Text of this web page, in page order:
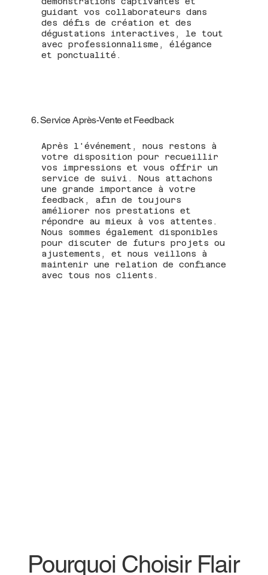
guidant vos collaborateurs dans
des défis de création et des
dégustations interactives, le tout
avec professionnalisme, élégance
et ponctualité.
6. Service Après-Vente et Feedback
Après l'événement, nous restons à
votre disposition pour recueillir
vos impressions et vous offrir un
service de suivi. Nous attachons
une grande importance à votre
feedback, afin de toujours
améliorer nos prestations et
répondre au mieux à vos attentes.
Nous sommes également disponibles
pour discuter de futurs projets ou
ajustements, et nous veillons à
maintenir une relation de confiance
avec tous nos clients.
Pourquoi Choisir Flair